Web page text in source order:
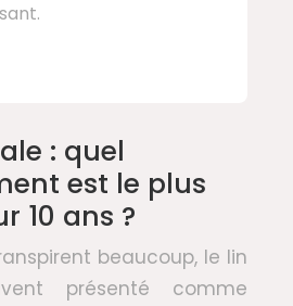
: quel
est le plus
10 ans ?
beaucoup, le lin
présenté comme